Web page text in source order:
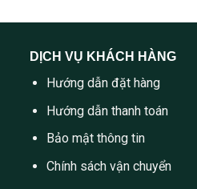
DỊCH VỤ KHÁCH HÀNG
Hướng dẫn đặt hàng
Hướng dẫn thanh toán
Bảo mật thông tin
Chính sách vận chuyển